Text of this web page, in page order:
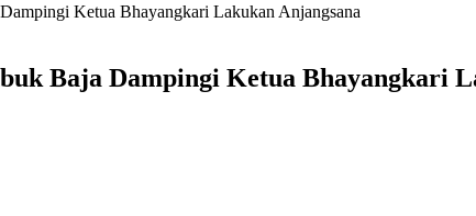
Ketua Bhayangkari Lakukan Anjangsana
Baja Dampingi Ketua Bhayangkari